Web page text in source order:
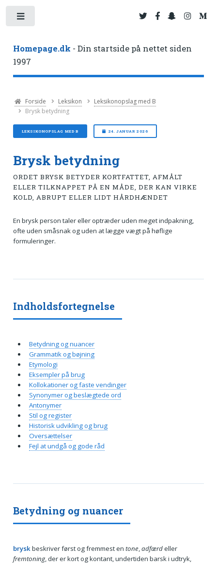
Homepage.dk - Din startside på nettet siden
1997
Forside Leksikon
Leksikonopslag med B
Brysk betydning
LEKSIKONOPSLAG MED B 24. JANUAR 2026
Brysk betydning
ORDET BRYSK BETYDER KORTFATTET, AFMÅLT
ELLER TILKNAPPET PÅ EN MÅDE, DER KAN VIRKE
KOLD, ABRUPT ELLER LIDT HÅRDHÆNDET
En brysk person taler eller optræder uden meget indpakning,
ofte uden småsnak og uden at lægge vægt på høflige
formuleringer.
Betydning og nuancer
bryskbeskriver først og fremmest en tone,adfærdeller
fremtoning, der er kort og kontant, undertiden barsk i udtryk,
Indholdsfortegnelse
Betydning og nuancer
Grammatik og bøjning
Etymologi
Eksempler på brug
Kollokationer og faste vendinger
Synonymer og beslægtede ord
Antonymer
Stil og register
Historisk udvikling og brug
Oversættelser
Fejl at undgå og gode råd